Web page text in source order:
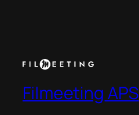
wo
men)
Filmeeting APS